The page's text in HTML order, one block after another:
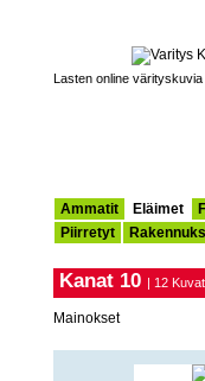
Lasten online värityskuvia
Ammatit Eläimet
Piirretyt
Kanat 10 | 12 Kuvat
Mainokset